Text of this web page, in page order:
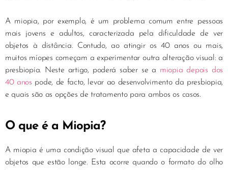
A miopia, por exemplo, é um problema comum entre pessoas
mais jovens e adultos, caracterizada pela dificuldade de ver
objetos à distância. Contudo, ao atingir os 40 anos ou mais,
muitos míopes começam a experimentar outra alteração visual: a
presbiopia. Neste artigo, poderá saber se a miopia depois dos
40 anos pode, de facto, levar ao desenvolvimento da presbiopia,
e quais são as opções de tratamento para ambos os casos.
O que é a Miopia?
A miopia é uma condição visual que afeta a capacidade de ver
objetos que estão longe. Esta ocorre quando o formato do olho